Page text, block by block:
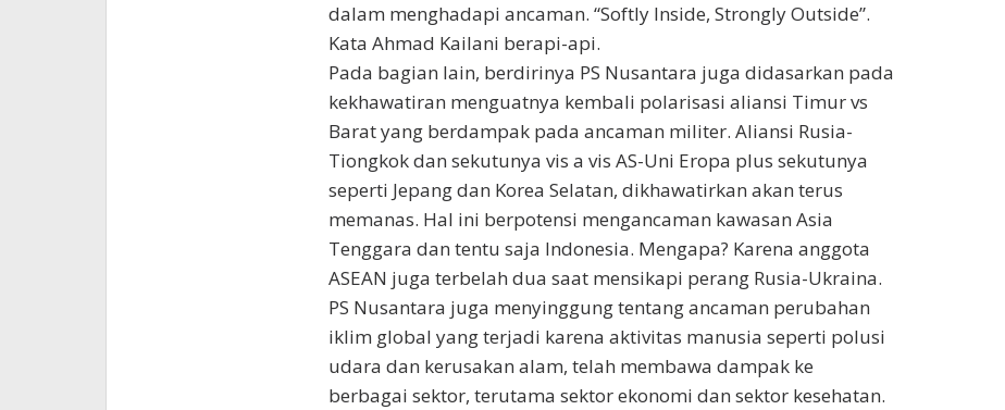
dalam menghadapi ancaman. “Softly Inside, Strongly Outside”.
Kata Ahmad Kailani berapi-api.
Pada bagian lain, berdirinya PS Nusantara juga didasarkan pada
kekhawatiran menguatnya kembali polarisasi aliansi Timur vs
Barat yang berdampak pada ancaman militer. Aliansi Rusia-
Tiongkok dan sekutunya vis a vis AS-Uni Eropa plus sekutunya
seperti Jepang dan Korea Selatan, dikhawatirkan akan terus
memanas. Hal ini berpotensi mengancaman kawasan Asia
Tenggara dan tentu saja Indonesia. Mengapa? Karena anggota
ASEAN juga terbelah dua saat mensikapi perang Rusia-Ukraina.
PS Nusantara juga menyinggung tentang ancaman perubahan
iklim global yang terjadi karena aktivitas manusia seperti polusi
udara dan kerusakan alam, telah membawa dampak ke
berbagai sektor, terutama sektor ekonomi dan sektor kesehatan.